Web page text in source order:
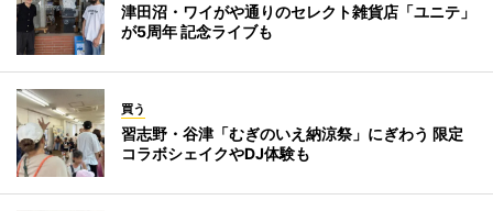
津田沼・ワイがや通りのセレクト雑貨店「ユニテ」
が5周年 記念ライブも
買う
習志野・谷津「むぎのいえ納涼祭」にぎわう 限定
コラボシェイクやDJ体験も